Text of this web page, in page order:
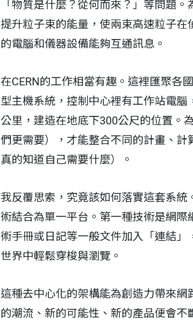
「物質是什麼？從何而來？」等問題
提升粒子束的能量，使兩束高速粒子
的電腦和儀器設備能夠互通訊息。
在CERN的工作相當有趣。這裡匯聚各
型主機系統，控制中心裡有工作站電
公里，建造在地底下300公尺的位置。
們更需要），才能整合不同的計畫、
真的知道自己需要什麼）。
我反覆思索，究竟該如何落實這套系
術結合為單一平台。第一種技術是網
術手冊或日記等一般文件加入「連結
世界中輕鬆穿梭與瀏覽。
這種去中心化的架構能為創造力帶來
的潮流、新的可能性、新的產品便會